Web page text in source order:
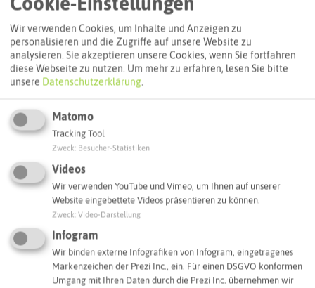
Adresse:
Restaurant Vangelis im Rosengarten
Reitkamp 61
45699 Herten
Webseite
Wir verwenden Cookies, um Inhalte und Anzeigen zu
personalisieren und die Zugriffe auf unsere Website zu
analysieren. Sie akzeptieren unsere Cookies, wenn Sie fortfahren
diese Webseite zu nutzen. Um mehr zu erfahren, lesen Sie bitte
unsere Datenschutzerklärung.
Matomo
Tracking Tool
Zweck Besucher-Statistiken
Videos
Wir verwenden YouTube und Vimeo, um Ihnen auf unserer
Website eingebettete Videos präsentieren zu können.
Zweck Video-Darstellung
Infogram
Wir binden externe Infografiken von Infogram, eingetragenes
Markenzeichen der Prezi Inc., ein. Für einen DSGVO konformen
Umgang mit Ihren Daten durch die Prezi Inc. übernehmen wir